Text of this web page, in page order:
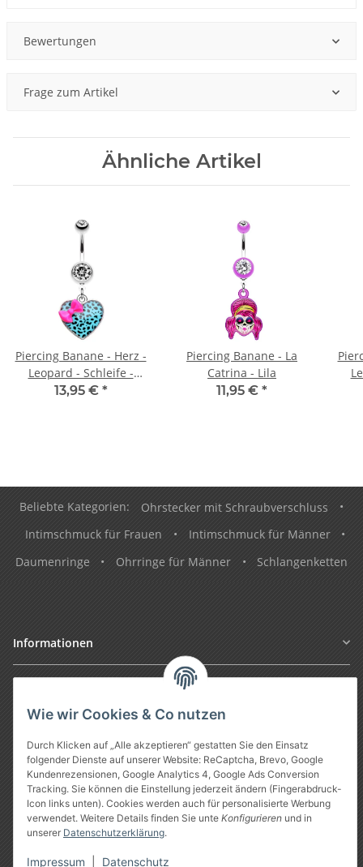
Wie wir Cookies & Co nutzen
Durch Klicken auf „Alle akzeptieren“ gestatten Sie den Einsatz
folgender Dienste auf unserer Website: ReCaptcha, Brevo, Google
Kundenrezensionen, Google Analytics 4, Google Ads Conversion
Tracking. Sie können die Einstellung jederzeit ändern (Fingerabdruck-
Icon links unten). Cookies werden auch für personalisierte Werbung
verwendet. Weitere Details finden Sie unte Konfigurieren und in
unserer Datenschutzerklärung.
Impressum Datenschutz
Bewertungen
Frage zum Artikel
Ähnliche Artikel
Piercing Banane - Herz -
Leopard - Schleife -
Türkis
13,95 € *
Piercing Banane - La
Catrina - Lila
11,95 € *
Beliebte Kategorien: Ohrstecker mit Schraubverschluss
•
Intimschmuck für Frauen
• Intimschmuck für Männer
•
Daumenringe
• Ohrringe für Männer • Schlangenketten
Informationen
Vertrag widerrufen